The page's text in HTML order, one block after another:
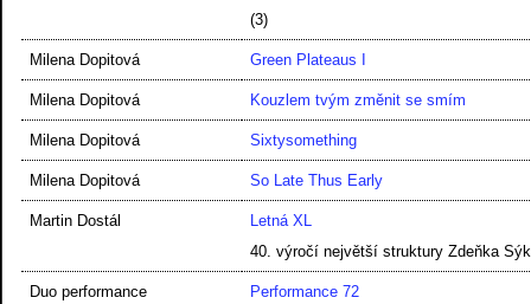
(3)
Milena Dopitová Green Plateaus I
Milena Dopitová Kouzlem tvým změnit se smím
Milena Dopitová Sixtysomething
Milena Dopitová So Late Thus Early
Martin Dostál
Letná XL
40. výročí největší struktury Zdeňka
Duo performance
Performance 72